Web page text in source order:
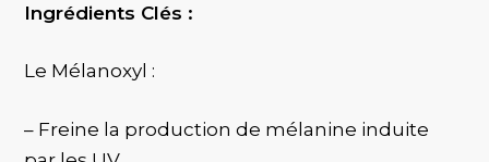
Ingrédients Clés :
Le Mélanoxyl :
– Freine la production de mélanine induite